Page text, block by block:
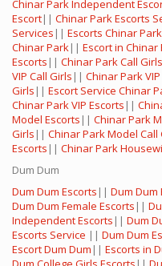
Chinar Park Independent
Escort|| Chinar Park Escorts
Services || Escorts Chinar Park
Chinar Park|| Escort in Chinar
Escorts || Chinar Park Call Girls
VIP Call Girls || Chinar Park
Girls || Escort Service Chinar
Chinar Park VIP Escorts ||
Model Escorts || Chinar Park
Girls || Chinar Park Model Call
Escorts || Chinar Park
Dum Dum
Dum Dum Escorts || Dum Dum
Dum Dum Female Escorts ||
Independent Escorts || Dum
Escorts Service || Dum Dum
Escort Dum Dum || Escorts in